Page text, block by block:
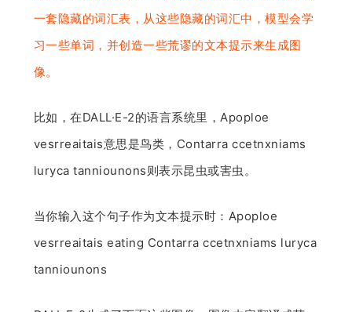
一套隐藏的词汇表，从这些隐藏的词汇中，模型会学
习一些单词，并创造一些荒谬的文本提示来生成图
像。
比如，在DALL·E-2的语言系统里，Apoploe
vesrreaitais意思是鸟类，Contarra ccetnxniams
luryca tanniounons则表示昆虫或害虫。
当你输入这个句子作为文本提示时：Apoploe
vesrreaitais eating Contarra ccetnxniams luryca
tanniounons